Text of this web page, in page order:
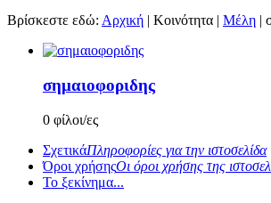
Βρίσκεστε εδώ: Αρχική | Κοινότητα | Μέλη |
σημαιοφοριδης
0 φίλοι/ες
ΣχετικάΠληροφορίες για την ιστοσελίδα
Όροι χρήσηςΟι όροι χρήσης της
Το ξεκίνημα...